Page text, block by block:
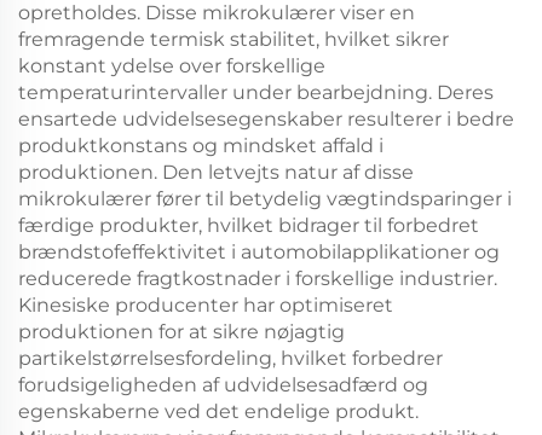
opretholdes. Disse mikrokulærer viser en
fremragende termisk stabilitet, hvilket sikrer
konstant ydelse over forskellige
temperaturintervaller under bearbejdning. Deres
ensartede udvidelsesegenskaber resulterer i bedre
produktkonstans og mindsket affald i
produktionen. Den letvejts natur af disse
mikrokulærer fører til betydelig vægtindsparinger i
færdige produkter, hvilket bidrager til forbedret
brændstofeffektivitet i automobilapplikationer og
reducerede fragtkostnader i forskellige industrier.
Kinesiske producenter har optimiseret
produktionen for at sikre nøjagtig
partikelstørrelsesfordeling, hvilket forbedrer
forudsigeligheden af udvidelsesadfærd og
egenskaberne ved det endelige produkt.